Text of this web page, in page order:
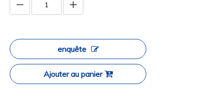
enquête
Ajouter au panier